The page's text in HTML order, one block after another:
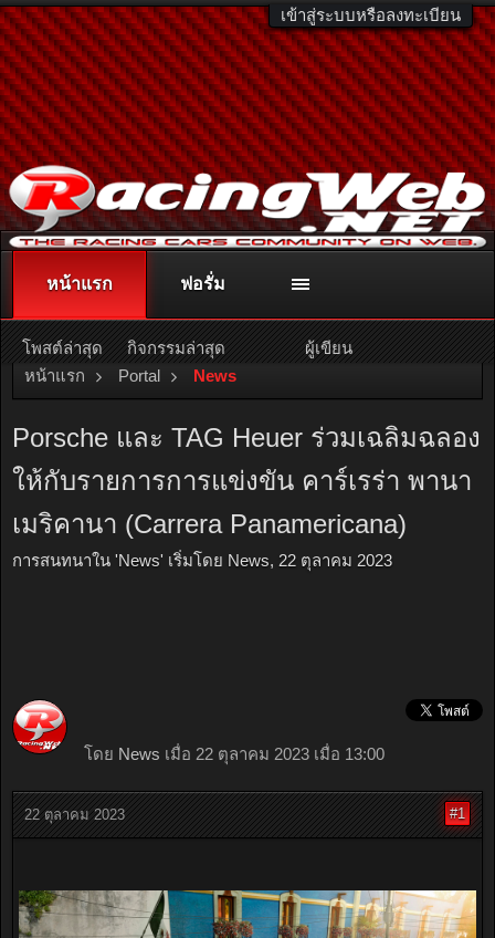
เข้าสู่ระบบหรือลงทะเบียน
ติดต่อลงโฆษณา racingweb@gmail.comหรือโทร. 081-811-1138
หรืออ่านรายละเอียดเพิ่มเติม คลิกที่นี่
หน้าแรก Portal News
Porsche และ TAG Heuer ร่วมเฉลิมฉลอง
ให้กับรายการการแข่งขัน คาร์เรร่า พานา
เมริคานา (Carrera Panamericana)
การสนทนาใน 'News' เริ่มโดย News, 22 ตุลาคม 2023
โดย News เมื่อ 22 ตุลาคม 2023 เมื่อ 13:00
22 ตุลาคม 2023 #1
หน้าแรก
โพสต์ล่าสุด กิจกรรมล่าสุด ผู้เขียน
ฟอรั่ม